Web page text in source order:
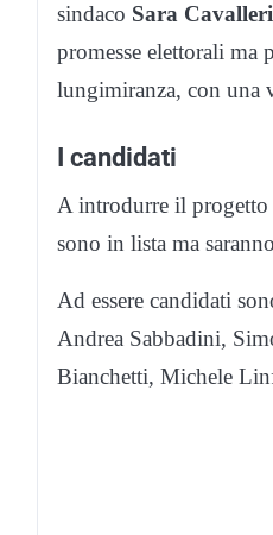
sindaco Sara Cavalleri
promesse elettorali ma
lungimiranza, con una
I candidati
A introdurre il progetto
sono in lista ma
Ad essere candidati
Andrea Sabbadini,
Bianchetti, Michele